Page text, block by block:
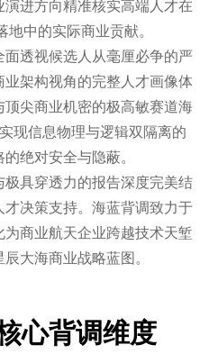
进方向精准核实高端人才在
中的实际商业贡献。
透视候选人从毫厘必争的严
架构视角的完整人才画像体
尖商业机密的极高敏赛道海
现信息物理与逻辑双隔离的
绝对安全与隐蔽。
具穿透力的报告深度完美结
决策支持。海蓝背调致力于
商业航天企业跨越技术天堑
大海商业战略蓝图。
心背调维度